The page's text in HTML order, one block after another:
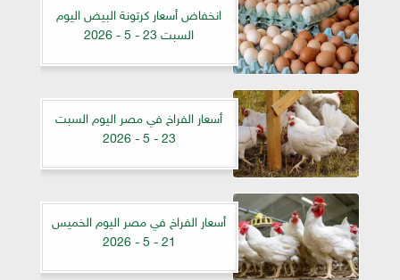
انخفاض أسعار كرتونة البيض اليوم
السبت 23 - 5 - 2026
أسعار الفراخ في مصر اليوم السبت
23 - 5 - 2026
أسعار الفراخ في مصر اليوم الخميس
21 - 5 - 2026